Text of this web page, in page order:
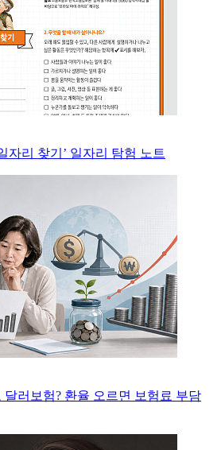
자리 찾기’ 일자리 탐험 노트
달러보험? 환율 오르면 보험료 부담